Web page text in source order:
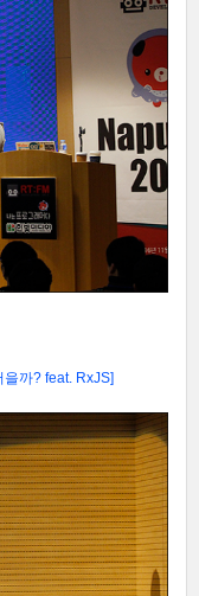
까? feat. RxJS]